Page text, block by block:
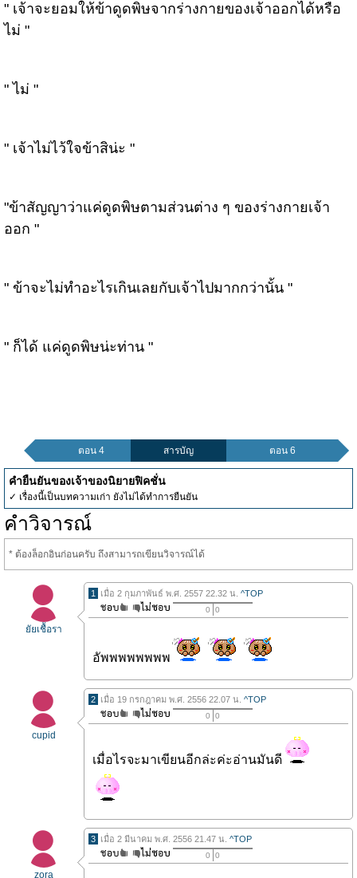
" เจ้าจะยอมให้ข้าดูดพิษจากร่างกายของเจ้าออกได้หรือ
ไม่ "
" ไม่ "
" เจ้าไม่ไว้ใจข้าสิน่ะ "
"ข้าสัญญาว่าแค่ดูดพิษตามส่วนต่าง ๆ ของร่างกายเจ้า
ออก "
" ข้าจะไม่ทำอะไรเกินเลยกับเจ้าไปมากกว่านั้น "
" ก็ได้ แค่ดูดพิษน่ะท่าน "
ตอน 4 สารบัญ ตอน 6
คำยืนยันของเจ้าของนิยายฟิคชั่น
✓ เรื่องนี้เป็นบทความเก่า ยังไม่ได้ทำการยืนยัน
คำวิจารณ์
* ต้องล็อกอินก่อนครับ ถึงสามารถเขียนวิจารณ์ได้
ยัยเชื้อรา
1 เมื่อ 2 กุมภาพันธ์ พ.ศ. 2557 22.32 น. ^TOP
0 0
อัพพพพพพพพ
cupid
2 เมื่อ 19 กรกฎาคม พ.ศ. 2556 22.07 น. ^TOP
0 0
เมื่อไรจะมาเขียนอีกล่ะค่ะอ่านมันดี
zora
3 เมื่อ 2 มีนาคม พ.ศ. 2556 21.47 น. ^TOP
0 0